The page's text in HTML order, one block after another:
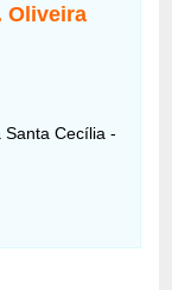
Oliveira
Santa Cecília -